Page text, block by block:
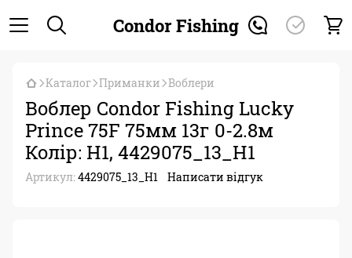
Condor Fishing
Каталог Приманки Воблери
Воблер Condor Fishing Lucky
Prince 75F 75мм 13г 0-2.8м
Колір: H1, 4429075_13_H1
Артикул:4429075_13_H1 Написати відгук